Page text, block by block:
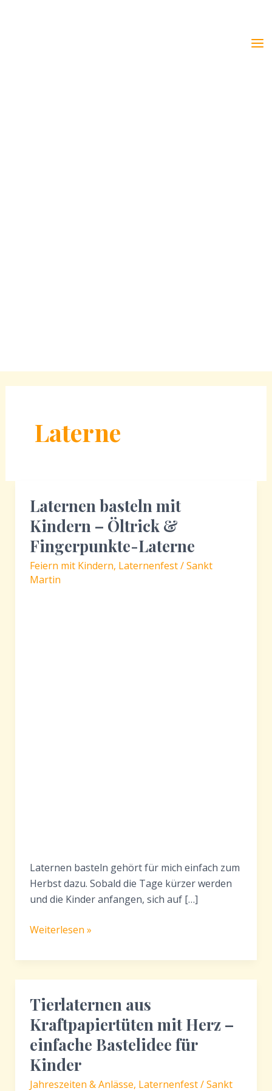
Laterne
Laternen basteln mit
Kindern – Öltrick &
Fingerpunkte-Laterne
Feiern mit Kindern, Laternenfest / Sankt
Martin
Laternen basteln gehört für mich einfach zum
Herbst dazu. Sobald die Tage kürzer werden
und die Kinder anfangen, sich auf […]
Laternen
mit
Kindern
Öltrick
&
Fingerpunkte-
Laterne
Weiterlesen »
Tierlaternen aus
Kraftpapiertüten mit Herz –
einfache Bastelidee für
Kinder
Jahreszeiten & Anlässe, Laternenfest / Sankt